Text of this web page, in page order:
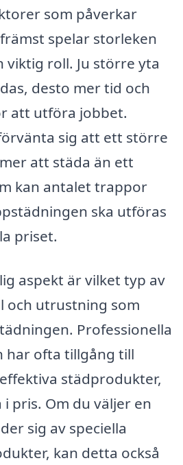
som påverkar
spelar storleken
viktig roll. Ju större yta
desto mer tid och
att utföra jobbet.
sig att ett större
att städa än ett
kan antalet trappor
ska utföras
priset.
aspekt är vilket typ av
och utrustning som
Professionella
har ofta tillgång till
städprodukter,
pris. Om du väljer en
sig av speciella
kan detta också